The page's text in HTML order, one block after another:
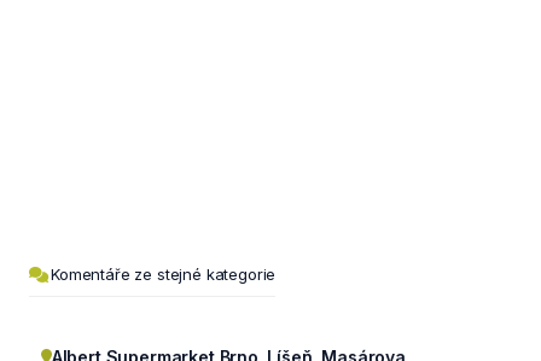
Komentáře ze stejné kategorie
Albert Supermarket Brno, Líšeň, Masárova